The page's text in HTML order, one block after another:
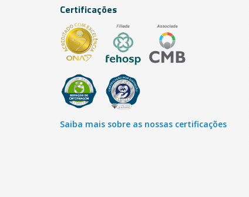
Certificações
Saiba mais sobre as nossas certificações